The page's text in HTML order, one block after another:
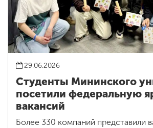
29.06.2026
Студенты Мининского
посетили федеральную
вакансий
Более 330 компаний представили